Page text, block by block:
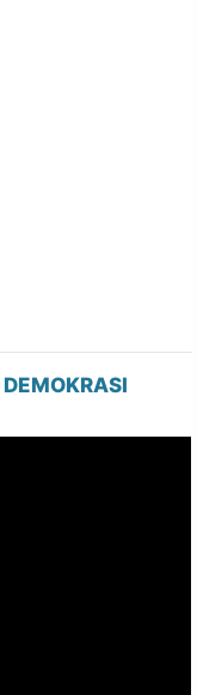
DEMOKRASI